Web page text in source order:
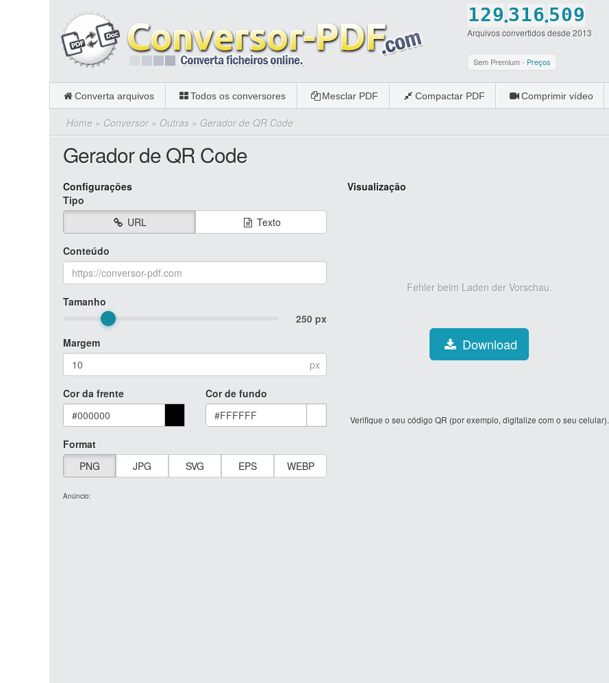
1
2
3
4
5
6
2
3
4
5
6
7
9
0
.3
4
5
6
7
8
1
2
3
4
5
6
6
7
8
9
0
.5
6
7
8
9
0
0
1
3
4
5
9
0
Arquivos convertidos desde 2013
Sem Premium - Preços
Converta arquivos Todos os conversores Mesclar PDF Compactar PDF Comprimir vídeo
Home » Conversor» Outras » Gerador de QR Code
Gerador de QR Code
Configurações
Tipo
URL
Texto
Conteúdo
Tamanho
250 px
Margem
px
Cor da frente Cor de fundo
Format
PNG
JPG SVG EPS WEBP
Visualização
Fehler beim Laden der Vorschau.
Download
Verifique o seu código QR (por exemplo, digitalize com o seu celular).
Anúncio: